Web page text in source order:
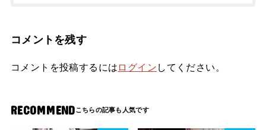
コメントを残す
コメントを投稿するには ログイン してください。
RECOMMEND